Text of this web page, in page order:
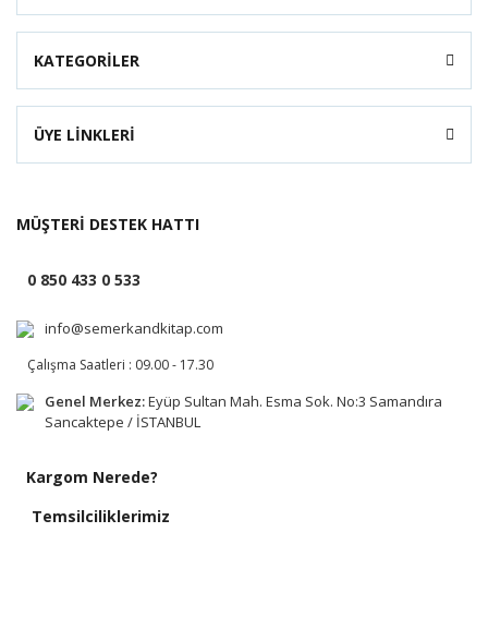
KATEGORİLER
ÜYE LİNKLERİ
MÜŞTERİ DESTEK HATTI
0 850 433 0 533
info@semerkandkitap.com
Çalışma Saatleri : 09.00 - 17.30
Genel Merkez:Eyüp Sultan Mah. Esma Sok. No:3 Samandıra
Sancaktepe / İSTANBUL
Kargom Nerede?
Temsilciliklerimiz